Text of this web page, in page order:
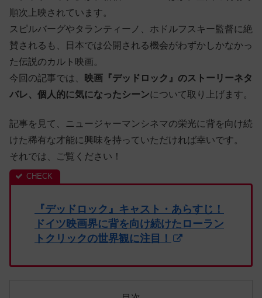
順次上映されています。
スピルバーグやタランティーノ、ホドルフスキー監督に絶
賛されるも、日本では公開される機会がわずかしかなかっ
た伝説のカルト映画。
今回の記事では、
映画『デッドロック』のストーリーネタ
バレ、個人的に気になったシーンについて取り上げます。
記事を見て、ニュージャーマンシネマの栄光に背を向け続
けた稀有な才能に興味を持っていただければ幸いです。
それでは、ご覧ください！
『デッドロック』キャスト・あらすじ！
ドイツ映画界に背を向け続けたローラン
トクリックの世界観に注目！